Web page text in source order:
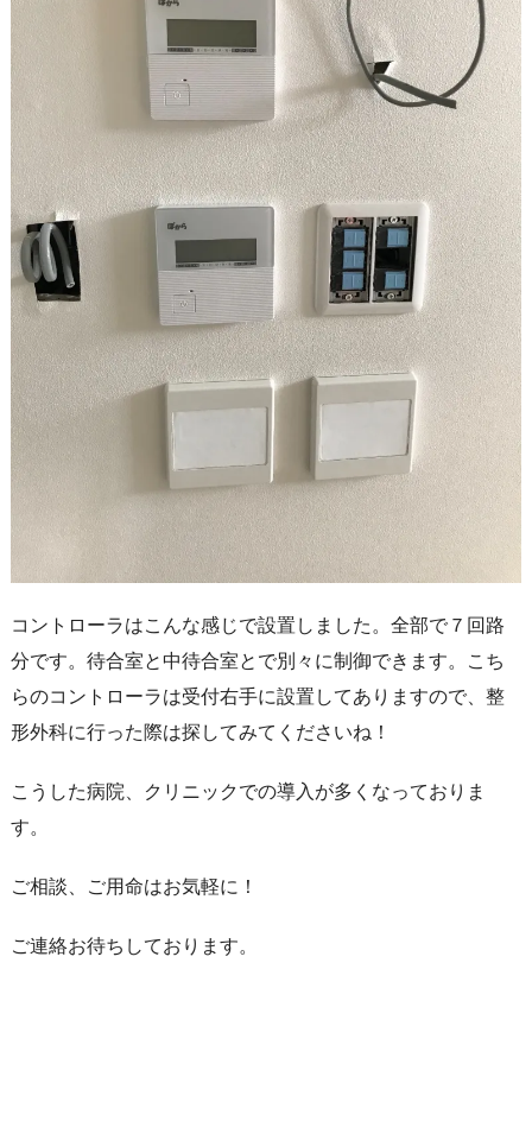
コントローラはこんな感じで設置しました。全部で７回路
分です。待合室と中待合室とで別々に制御できます。こち
らのコントローラは受付右手に設置してありますので、整
形外科に行った際は探してみてくださいね！
こうした病院、クリニックでの導入が多くなっておりま
す。
ご相談、ご用命はお気軽に！
ご連絡お待ちしております。